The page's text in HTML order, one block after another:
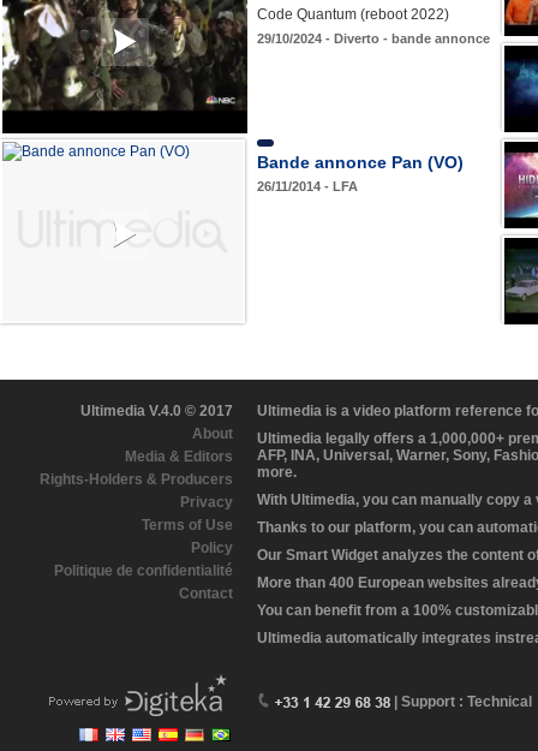
Code Quantum (reboot 2022)
29/10/2024 - Diverto - bande annonce
Bande annonce Pan (VO)
26/11/2014 - LFA
Ultimedia V.4.0 © 2017
About
Media & Editors
Rights-Holders & Producers
Privacy
Terms of Use
Policy
Politique de confidentialité
Contact
Ultimedia is a video platform reference
Ultimedia legally offers a 1,000,000+
AFP, INA, Universal, Warner, Sony,
more.
With Ultimedia, you can manually copy
Thanks to our platform, you can
Our Smart Widget analyzes the content
More than 400 European websites
You can benefit from a 100%
Ultimedia automatically integrates
| Support : Technical